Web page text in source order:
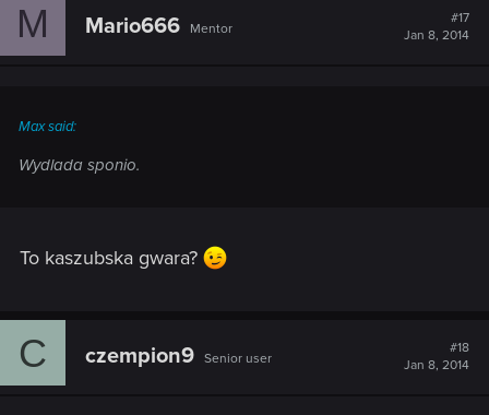
M Mario666 Mentor
#17
Jan 8, 2014
Max said:
Wydlada sponio.
To kaszubska gwara?
C czempion9 Senior user
#18
Jan 8, 2014